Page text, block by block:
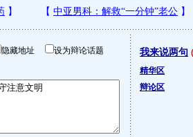
隐藏地址 设为辩论话题 我来说两句
精华区
辩论区